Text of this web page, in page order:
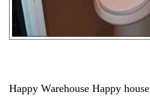
Happy Warehouse Happy house